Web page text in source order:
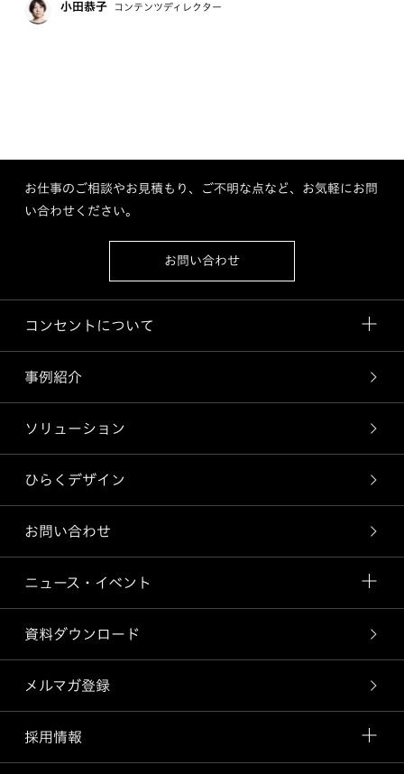
小田恭子 コンテンツディレクター
お仕事のご相談やお見積もり、ご不明な点など、お気軽にお問
い合わせください。
お問い合わせ
コンセントについて
事例紹介
ソリューション
ひらくデザイン
お問い合わせ
ニュース・イベント
資料ダウンロード
メルマガ登録
採用情報